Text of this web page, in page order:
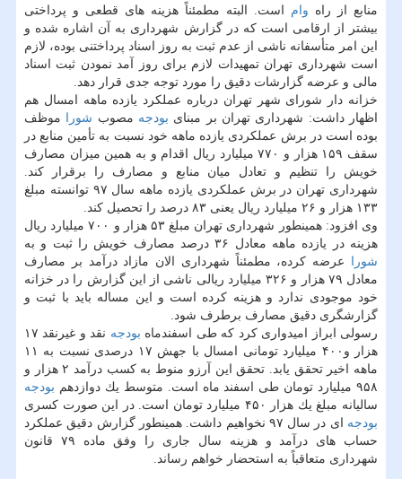
منابع از راه وام است. البته مطمئناً هزینه های قطعی و پرداختی
بیشتر از ارقامی است كه در گزارش شهرداری به آن اشاره شده و
این امر متأسفانه ناشی از عدم ثبت به روز اسناد پرداختنی بوده، لازم
است شهرداری تهران تمهیدات لازم برای روز آمد نمودن ثبت اسناد
مالی و عرضه گزارشات دقیق را مورد توجه جدی قرار دهد.
خزانه دار شورای شهر تهران درباره عملكرد یازده ماهه امسال هم
اظهار داشت: شهرداری تهران بر مبنای بودجه مصوب شورا موظف
بوده است در برش عملكردی یازده ماهه خود نسبت به تأمین منابع در
سقف ۱۵۹ هزار و ۷۷۰ میلیارد ریال اقدام و به همین میزان مصارف
خویش را تنظیم و تعادل میان منابع و مصارف را برقرار كند.
شهرداری تهران در برش عملكردی یازده ماهه سال ۹۷ توانسته مبلغ
۱۳۳ هزار و ۲۶ میلیارد ریال یعنی ۸۳ درصد را تحصیل كند.
وی افزود: همینطور شهرداری تهران مبلغ ۵۳ هزار و ۷۰۰ میلیارد ریال
هزینه در یازده ماهه معادل ۳۶ درصد مصارف خویش را ثبت و به
شورا عرضه كرده، مطمئناً شهرداری الان مازاد درآمد بر مصارف
معادل ۷۹ هزار و ۳۲۶ میلیارد ریالی ناشی از این گزارش را در خزانه
خود موجودی ندارد و هزینه كرده است و این مساله باید با ثبت و
گزارشگری دقیق مصارف برطرف شود.
رسولی ابراز امیدواری كرد كه طی اسفندماه بودجه
نقد و غیرنقد ۱۷
هزار و۴۰۰ میلیارد تومانی امسال با جهش ۱۷ درصدی نسبت به ۱۱
ماهه اخیر تحقق یابد. تحقق این آرزو منوط به كسب درآمد ۲ هزار و
۹۵۸ میلیارد تومان طی اسفند ماه است. متوسط یك دوازدهم
بودجه
سالیانه مبلغ یك هزار ۴۵۰ میلیارد تومان است. در این صورت كسری
بودجه
ای در سال ۹۷ نخواهیم داشت. همینطور گزارش دقیق عملكرد
حساب های درآمد و هزینه سال جاری را وفق ماده ۷۹ قانون
شهرداری متعاقباً به استحضار خواهم رساند.